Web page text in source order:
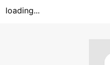
loading...